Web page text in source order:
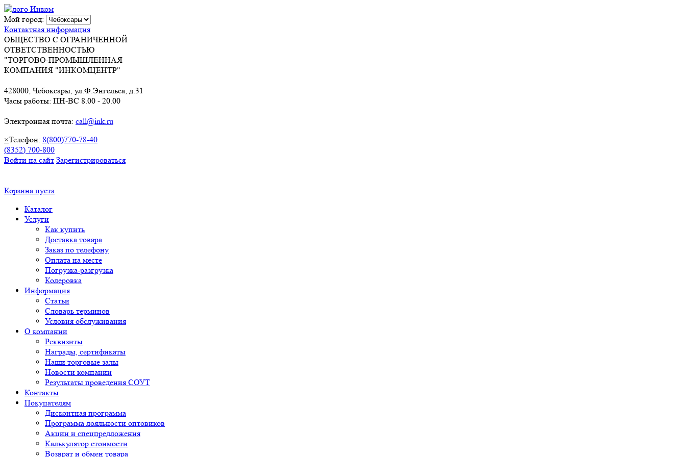
Мой город:
Контактная информация
ОБЩЕСТВО С ОГРАНИЧЕННОЙ
ОТВЕТСТВЕННОСТЬЮ
"ТОРГОВО-ПРОМЫШЛЕННАЯ
КОМПАНИЯ "ИНКОМЦЕНТР"
428000, Чебоксары, ул.Ф.Энгельса, д.31
Часы работы: ПН-ВС 8.00 - 20.00
Электронная почта: call@ink.ru
×Телефон: 8(800)770-78-40
(8352) 700-800
Войти на сайт Зарегистрироваться
Корзина пуста
Каталог
Услуги
Как купить
Доставка товара
Заказ по телефону
Оплата на месте
Погрузка-разгрузка
Колеровка
Информация
Статьи
Словарь терминов
Условия обслуживания
О компании
Реквизиты
Награды, сертификаты
Наши торговые залы
Новости компании
Результаты проведения СОУТ
Контакты
Покупателям
Дисконтная программа
Программа лояльности оптовиков
Акции и спецпредложения
Калькулятор стоимости
Возврат и обмен товара